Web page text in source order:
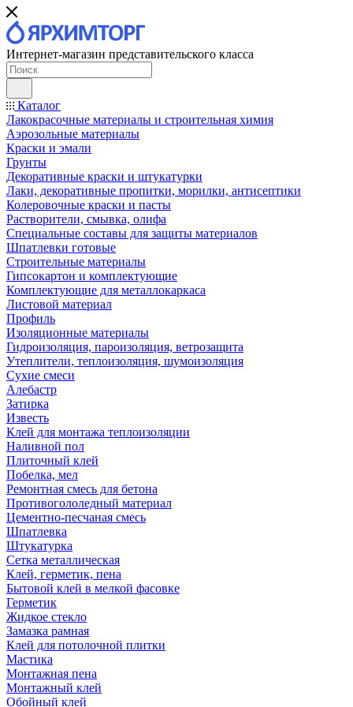
Интернет-магазин представительского класса
Каталог
Лакокрасочные материалы и строительная химия
Аэрозольные материалы
Краски и эмали
Грунты
Декоративные краски и штукатурки
Лаки, декоративные пропитки, морилки, антисептики
Колеровочные краски и пасты
Растворители, смывка, олифа
Специальные составы для защиты материалов
Шпатлевки готовые
Строительные материалы
Гипсокартон и комплектующие
Комплектующие для металлокаркаса
Листовой материал
Профиль
Изоляционные материалы
Гидроизоляция, пароизоляция, ветрозащита
Утеплители, теплоизоляция, шумоизоляция
Сухие смеси
Алебастр
Затирка
Известь
Клей для монтажа теплоизоляции
Наливной пол
Плиточный клей
Побелка, мел
Ремонтная смесь для бетона
Противогололедный материал
Цементно-песчаная смесь
Шпатлевка
Штукатурка
Сетка металлическая
Клей, герметик, пена
Бытовой клей в мелкой фасовке
Герметик
Жидкое стекло
Замазка рамная
Клей для потолочной плитки
Мастика
Монтажная пена
Монтажный клей
Обойный клей